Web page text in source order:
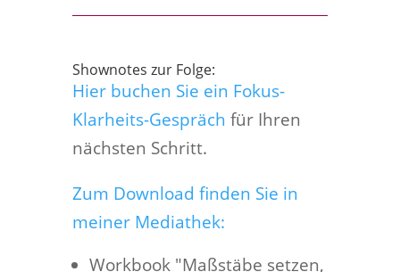
Shownotes zur Folge:
Hier buchen Sie ein Fokus-
Klarheits-Gespräch für Ihren
nächsten Schritt.
Zum Download finden Sie in
meiner Mediathek:
Workbook "Maßstäbe setzen,